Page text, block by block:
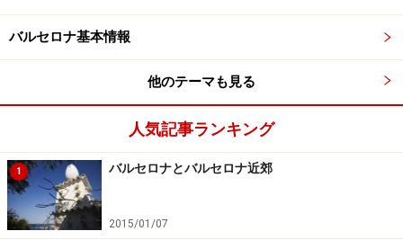
で毎朝店員さんが切っています。ナイフで切るよりも均
ら、高品質な生ハムがおいしいパンと調和してさらに味
わい深く食べられます。
ミシュラン1つ星レストランっぽい一風変わったコカな
らば、焼きナス、フレッシュチーズを味噌とマヨネーズ
で和えた「ジャポ」、北京ダック、きゅうり、ネギなど
がのった「北京・ポコン」がおすすめ。価格は約6ユー
バルセロナ基本情報
他のテーマも見る
人気記事ランキング
1 バルセロナとバルセロナ近郊
2015/01/07